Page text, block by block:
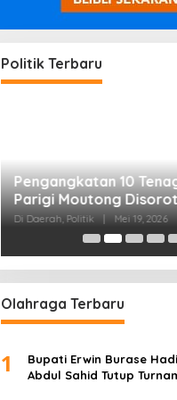
Politik Terbaru
Di Daerah, Politik
Olahraga Terbaru
1
Bupati Erwin Burase
Abdul Sahid Tutup